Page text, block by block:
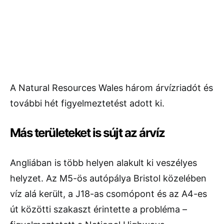
A Natural Resources Wales három árvízriadót és
további hét figyelmeztetést adott ki.
Más területeket is sújt az árvíz
Angliában is több helyen alakult ki veszélyes
helyzet. Az M5-ös autópálya Bristol közelében
víz alá került, a J18-as csomópont és az A4-es
út közötti szakaszt érintette a probléma –